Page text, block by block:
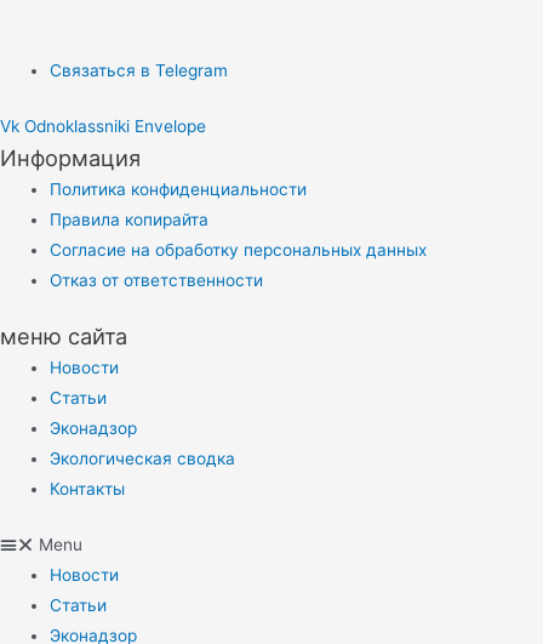
Связаться в Telegram
Vk Odnoklassniki Envelope
Информация
Политика конфиденциальности
Правила копирайта
Согласие на обработку персональных данных
Отказ от ответственности
меню сайта
Новости
Статьи
Эконадзор
Экологическая сводка
Контакты
Menu
Новости
Статьи
Эконадзор